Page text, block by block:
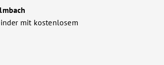
mit kostenlosem